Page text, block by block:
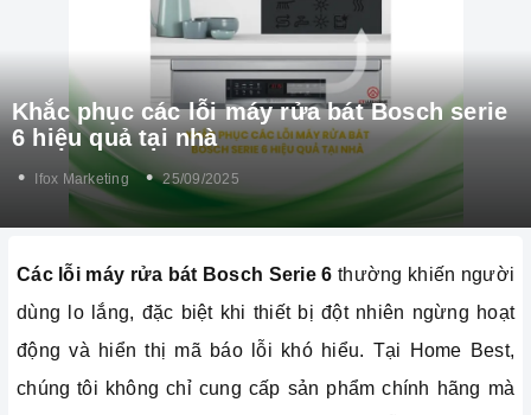
Khắc phục các lỗi máy rửa bát Bosch serie
6 hiệu quả tại nhà
Ifox Marketing 25/09/2025
Các lỗi máy rửa bát Bosch Serie 6 thường khiến người
dùng lo lắng, đặc biệt khi thiết bị đột nhiên ngừng hoạt
động và hiển thị mã báo lỗi khó hiểu. Tại Home Best,
chúng tôi không chỉ cung cấp sản phẩm chính hãng mà